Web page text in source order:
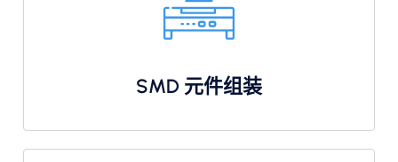
SMD 元件组装